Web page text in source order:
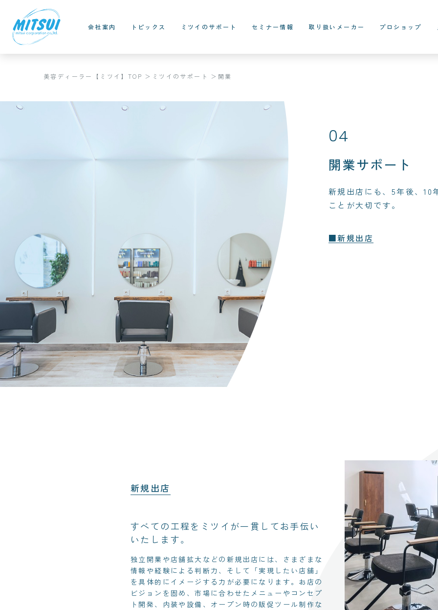
会社案内 トピックス ミツイのサポート セミナー情報 取り扱いメーカー プロショップ
美容ディーラー【ミツイ】TOP ミツイのサポート 開業
04
開業サポート
新規出店にも、5年後、10
ことが大切です。
■新規出店
新規出店
すべての工程をミツイが一貫してお手伝い
いたします。
独立開業や店舗拡大などの新規出店には、さまざまな
情報や経験による判断力、そして「実現したい店舗」
を具体的にイメージする力が必要になります。お店の
ビジョンを固め、市場に合わせたメニューやコンセプ
ト開発、内装や設備、オープン時の販促ツール制作な